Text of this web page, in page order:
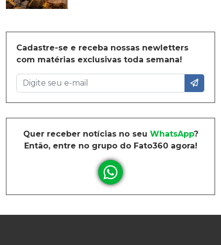
Cadastre-se e receba nossas newletters
com matérias exclusivas toda semana!
Quer receber notícias no seu WhatsApp?
Então, entre no grupo do Fato360 agora!